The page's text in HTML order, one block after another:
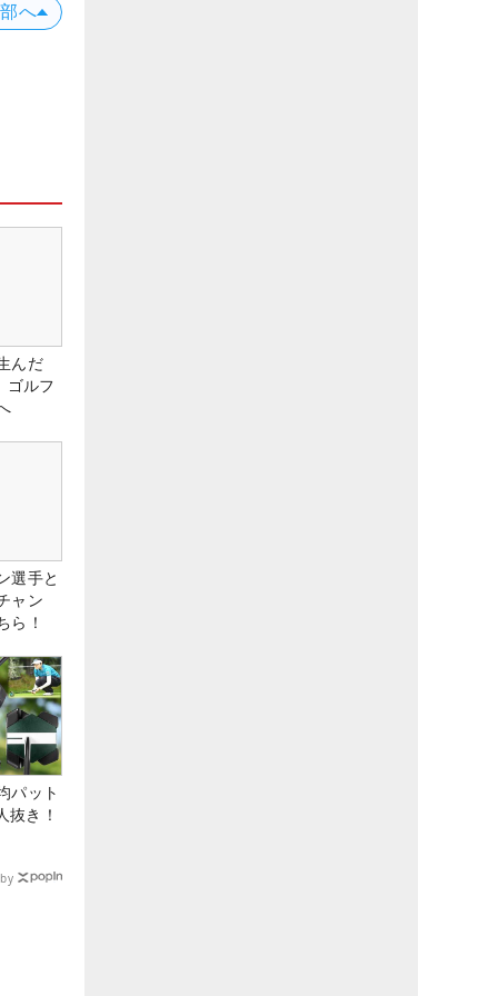
へ
んだ
ゴルフ
選手と
ャン
ら！
パット
抜き！